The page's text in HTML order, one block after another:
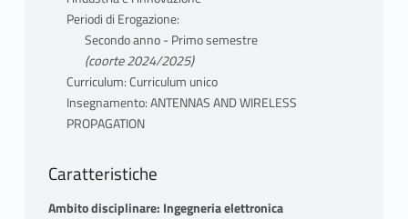
elettromagnetico complesso e casi canonici.
Scattering di un’onda piana da un cilindro
conduttore, polarizzazione E ed H. Cilindro
dielettrico.
piatta. Indice di rifrazione per un mezzo
ionizzato. Curvatura dei raggi nel plasma
Periodi di Erogazione:
Secondo anno - Primo semestre
(coorte 2024/2025)
Curriculum: Curriculum unico
Insegnamento: ANTENNAS AND WIRELESS
PROPAGATION
Caratteristiche
Ambito disciplinare: Ingegneria elettronica